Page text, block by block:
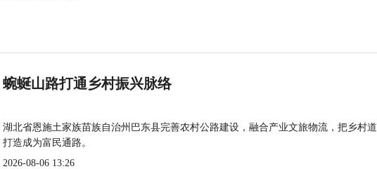
蜿蜒山路打通乡村振兴脉络
湖北省恩施土家族苗族自治州巴东县完善农村公路建设，融合产业文旅物流，把乡村
打造成为富民通路。
2026-08-06 13:26